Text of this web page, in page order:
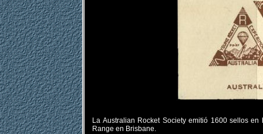
La Australian Rocket Society emitió 1600 sellos
Range en Brisbane.